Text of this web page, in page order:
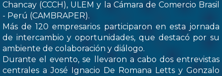
Chancay (CCCH), ULEM y la Cámara de Comercio Brasil
- Perú (CAMBRAPER).
Más de 120 empresarios participaron en esta jornada
de intercambio y oportunidades, que destacó por su
ambiente de colaboración y diálogo.
Durante el evento, se llevaron a cabo dos entrevistas
centrales a José Ignacio De Romana Letts y Gonzalo